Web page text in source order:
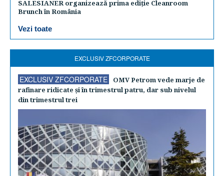
SALESIANER organizează prima ediție Cleanroom
Brunch în România
Vezi toate
EXCLUSIV ZFCORPORATE
EXCLUSIV ZFCORPORATE
OMV Petrom vede marje de
rafinare ridicate şi în trimestrul patru, dar sub nivelul
din trimestrul trei